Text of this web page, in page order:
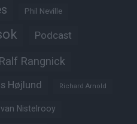
Phil Neville
Podcast
Ralf Rangnick
Højlund Richard Arnold
van Nistelrooy